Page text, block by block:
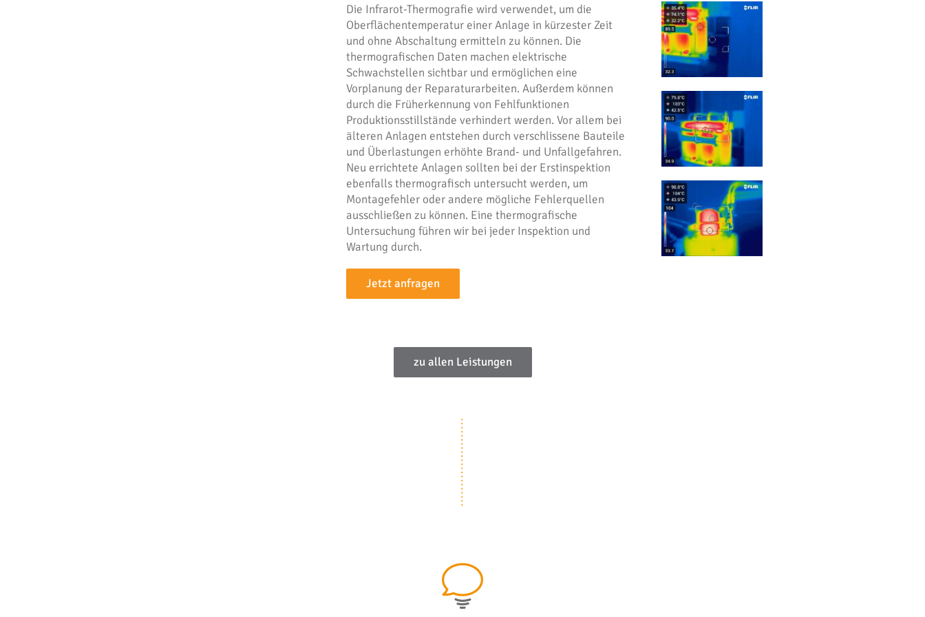
Die Infrarot-Thermografie wird verwendet, um die
Oberflächentemperatur einer Anlage in kürzester Zeit
und ohne Abschaltung ermitteln zu können. Die
thermografischen Daten machen elektrische
Schwachstellen sichtbar und ermöglichen eine
Vorplanung der Reparaturarbeiten. Außerdem können
durch die Früherkennung von Fehlfunktionen
Produktionsstillstände verhindert werden. Vor allem bei
älteren Anlagen entstehen durch verschlissene Bauteile
und Überlastungen erhöhte Brand- und Unfallgefahren.
Neu errichtete Anlagen sollten bei der Erstinspektion
ebenfalls thermografisch untersucht werden, um
Montagefehler oder andere mögliche Fehlerquellen
ausschließen zu können. Eine thermografische
Untersuchung führen wir bei jeder Inspektion und
Wartung durch.
Jetzt anfragen
zu allen Leistungen